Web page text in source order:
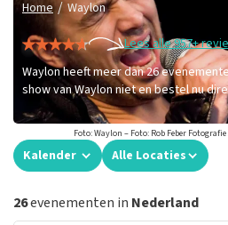
Home / Waylon
Lees alle 957+
Waylon heeft meer dan 26
show van Waylon niet en bestel nu
Foto: Waylon – Foto: Rob Feber
Kalender Alle Locaties
26evenementen in Nederland